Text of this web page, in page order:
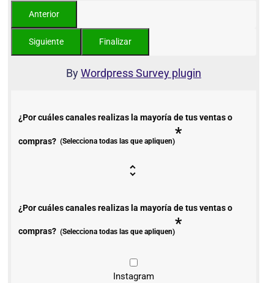
ByWordpress Survey plugin
¿Por cuáles canales realizas la mayoría de tus ventas o
compras? (Selecciona todas las que apliquen)*
¿Por cuáles canales realizas la mayoría de tus ventas o
compras? (Selecciona todas las que apliquen)*
Instagram